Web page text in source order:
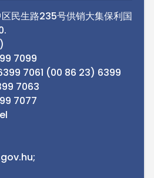
民生路235号供销大集保利国
7099
7061 (00 86 23) 6399
7063
7077